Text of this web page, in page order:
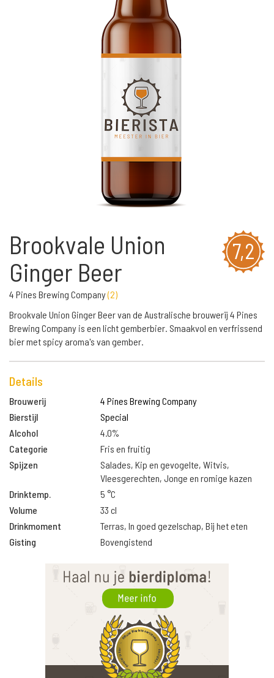
7,2
Brookvale Union
Ginger Beer
4 Pines Brewing Company(2)
Brookvale Union Ginger Beer van de Australische brouwerij 4 Pines
Brewing Company is een licht gemberbier. Smaakvol en verfrissend
bier met spicy aroma's van gember.
Details
Brouwerij
4 Pines Brewing Company
Bierstijl
Special
Alcohol
4.0%
Categorie
Fris en fruitig
Spijzen
Salades, Kip en gevogelte, Witvis,
Vleesgerechten, Jonge en romige kazen
Drinktemp.
5 °C
Volume
33 cl
Drinkmoment
Terras, In goed gezelschap, Bij het eten
Gisting
Bovengistend